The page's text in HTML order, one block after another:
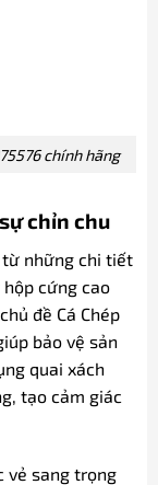
chính hãng
chỉn chu
những chi tiết
cứng cao
đề Cá Chép
bảo vệ sản
quai xách
tạo cảm giác
vẻ sang trọng